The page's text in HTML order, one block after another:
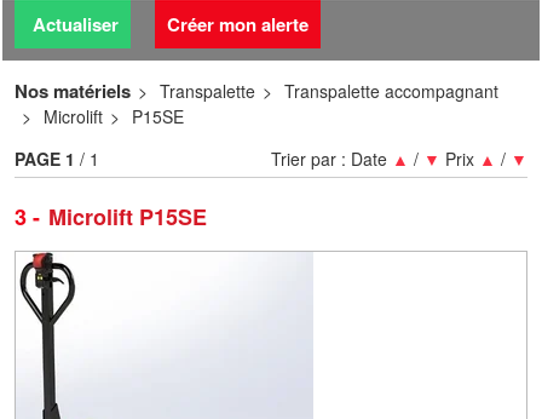
Actualiser Créer mon alerte
Nos matériels Transpalette
Transpalette accompagnant
Microlift
P15SE
3 Microlift P15SE
Trier par : Date ▲ / ▼ Prix ▲ / ▼
PAGE 1 / 1